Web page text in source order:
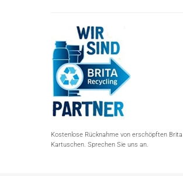
Kostenlose Rücknahme von erschöpften Brita
Kartuschen. Sprechen Sie uns an.